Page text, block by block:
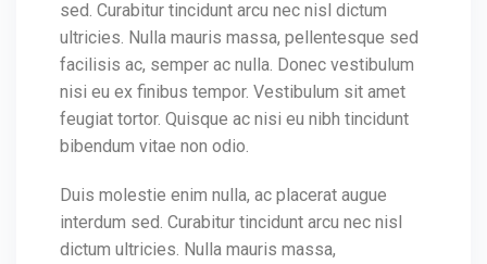
sed. Curabitur tincidunt arcu nec nisl dictum
ultricies. Nulla mauris massa, pellentesque sed
facilisis ac, semper ac nulla. Donec vestibulum
nisi eu ex finibus tempor. Vestibulum sit amet
feugiat tortor. Quisque ac nisi eu nibh tincidunt
bibendum vitae non odio.
Duis molestie enim nulla, ac placerat augue
interdum sed. Curabitur tincidunt arcu nec nisl
dictum ultricies. Nulla mauris massa,